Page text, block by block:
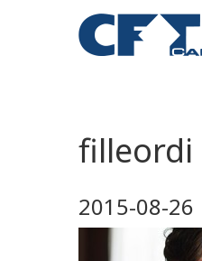
filleordi
2015-08-26